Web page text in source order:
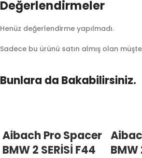
Değerlendirmeler
Henüz değerlendirme yapılmadı.
Sadece bu ürünü satın almış olan
Bunlara da Bakabilirsiniz.
Aibach Pro Spacer
BMW 2 SERİSİ F44
BMW